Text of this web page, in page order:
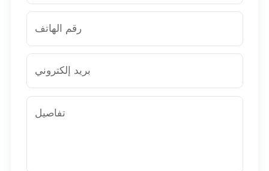
رقم الهاتف
بريد إلكتروني
تفاصيل